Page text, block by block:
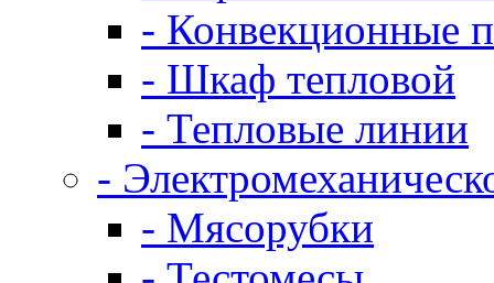
- Конвекционные
- Шкаф тепловой
- Тепловые линии
-
- Мясорубки